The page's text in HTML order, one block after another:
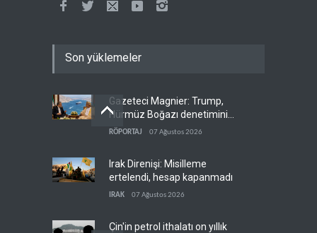
Son yüklemeler
Gazeteci Magnier: Trump,
Hürmüz Boğazı denetimini
doğrudan İran ve Umman'a
RÖPORTAJ 07 Ağustos 2026
Irak Direnişi: Misilleme
ertelendi, hesap kapanmadı
IRAK 07 Ağustos 2026
Çin'in petrol ithalatı on yıllık